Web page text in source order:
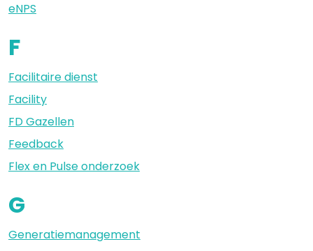
eNPS
F
Facilitaire dienst
Facility
FD Gazellen
Feedback
Flex en Pulse onderzoek
G
Generatiemanagement